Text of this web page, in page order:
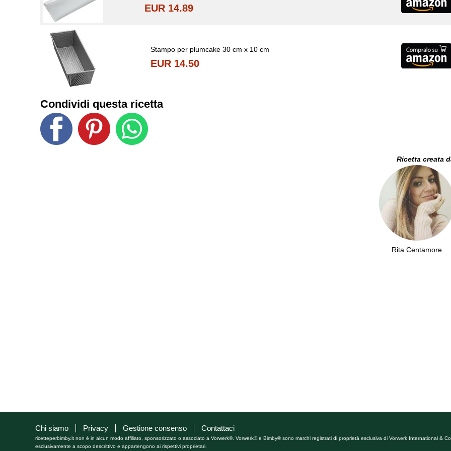
EUR 14.89
Stampo per plumcake 30 cm x 10 cm
EUR 14.50
Condividi questa ricetta
Ricetta creata
Rita Centamore
Chi siamo Privacy Gestione consenso Contattaci
ricetteperbimby.it non è in alcun modo affiliato, sponsorizzato o associato a Vorwerk®. Vorwerk® e Bimby® sono marchi registrati di proprietà esclusiva di Vorwerk International &
esclusivamente a scopo descrittivo e appartengono ai rispettivi proprietari.